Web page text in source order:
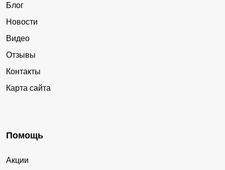
Блог
Новости
Видео
Отзывы
Контакты
Карта сайта
Помощь
Акции